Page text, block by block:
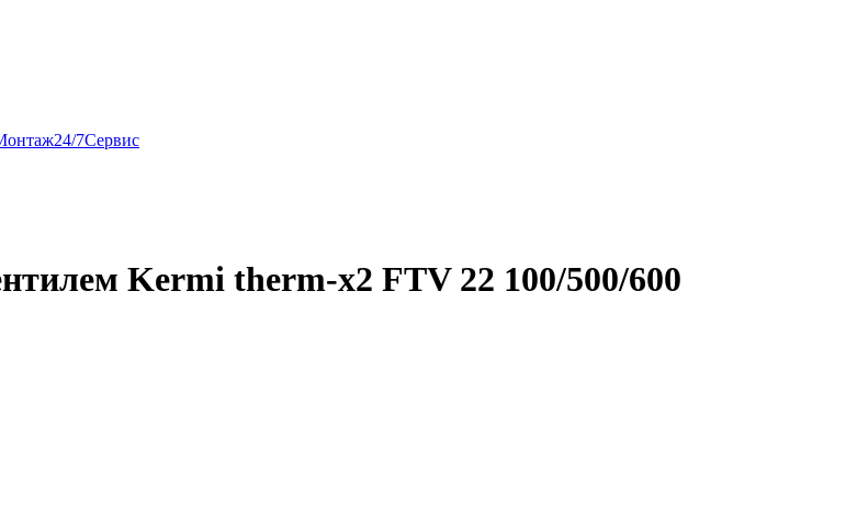
24/7Сервис
Kermi therm-x2 FTV 22 100/500/600